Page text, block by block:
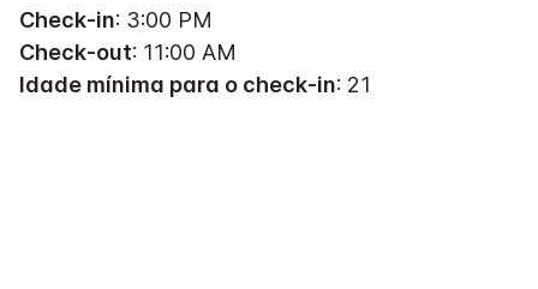
Check-in: 3:00 PM
Check-out: 11:00 AM
Idade mínima para o check-in: 21